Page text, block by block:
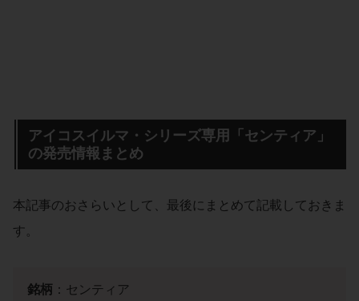
アイコスイルマ・シリーズ専用「センティア」
の発売情報まとめ
本記事のおさらいとして、最後にまとめて記載しておきま
す。
銘柄：センティア